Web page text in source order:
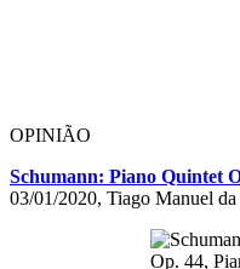
OPINIÃO
Schumann: Piano Quintet
03/01/2020, Tiago Manuel